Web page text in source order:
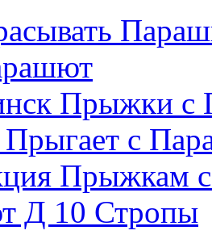
Прыжки с
Прыгает с
Прыжкам
Д 10 Стропы